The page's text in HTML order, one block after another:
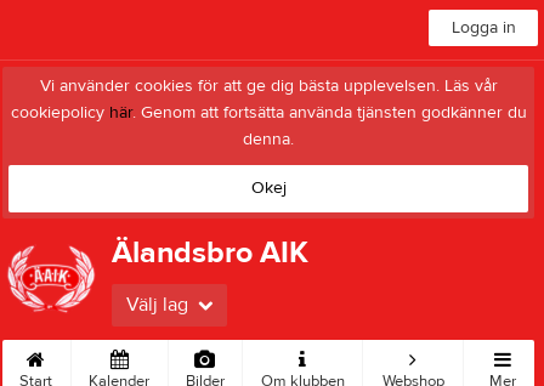
Logga in
Vi använder cookies för att ge dig bästa upplevelsen. Läs vår
cookiepolicy här. Genom att fortsätta använda tjänsten godkänner du
denna.
Okej
Älandsbro AIK
Välj lag
Start Kalender Bilder Om klubben Webshop Mer